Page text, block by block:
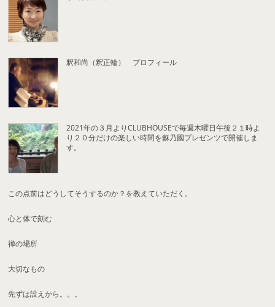
釈和尚（釈正輪） プロフィール
2021年の３月よりCLUBHOUSEで毎週木曜日午後２１時よ
り２０分だけの楽しい時間を龢乃國プレゼンツで開催しま
す。
この点前はどうしてそうするのか？を教えていただく。
心と体で刻む
禅の場所
大切なもの
先ずは設えから。。。